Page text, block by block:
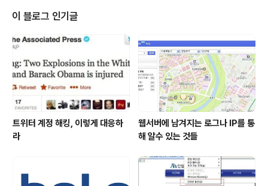
된 이번 교육은 매년 실시하는 직장 내 장애인 인식개선 교
육과 별개의 특강으로, 장애인 고용에 관한 공감도 향상을
위해 마련되었다. 강연자인 마선옥 대표는 ▲장애의 정의
와 유형 ▲장애인 고용 사례 ▲차별 없는 통합사회 조성을
위한 인식 마련의 중요성을 설명했다. 특히 "장애인과 비장
애인이 더불..
이 블로그 인기글
트위터 계정 해킹, 이렇게 대응하
라
웹서버에 남겨지는 로그나 IP를 통
해 알수 있는 것들